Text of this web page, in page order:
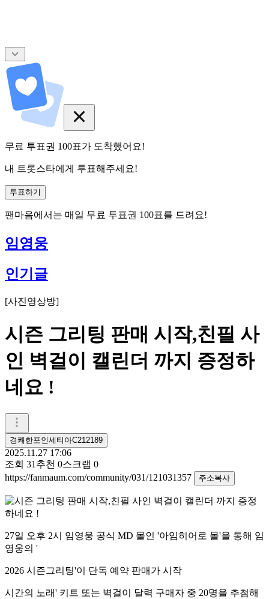
무료 투표권 100표가 도착했어요!
내 트롯스타에게 투표해주세요!
투표하기
팬마음에서는 매일 무료 투표권 100표를 드려요!
임영웅
인기글
[사진영상방]
시즌 그리팅 판매 시작,친필 사
인 벽걸이 캘린더 까지 증정하
네요 !
경쾌한포인세티아C212189
2025.11.27 17:06
조회 31 추천 0스크랩 0
https://fanmaum.com/community/031/121031357
주소복사
27일 오후 2시 임영웅 공식 MD 몰인 '아임히어로 몰'을 통해 임
영웅의 '
2026 시즌그리팅'이 단독 예약 판매가 시작
시간의 노래' 키트 또는 벽걸이 달력 구매자 중 20명을 추첨해